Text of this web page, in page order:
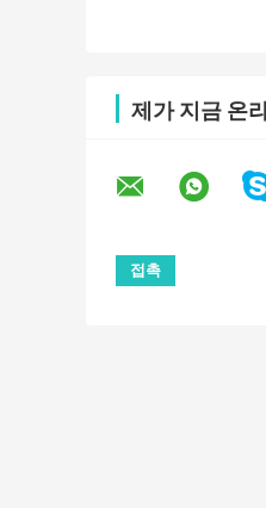
제가 지금 온